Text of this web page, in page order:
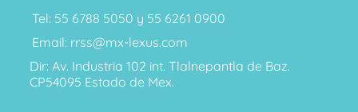
Tel: 55 6788 5050 y 55 6261 0900
Email: rrss@mx-lexus.com
Dir: Av. Industria 102 int. Tlalnepantla de Baz.
CP54095 Estado de Mex.